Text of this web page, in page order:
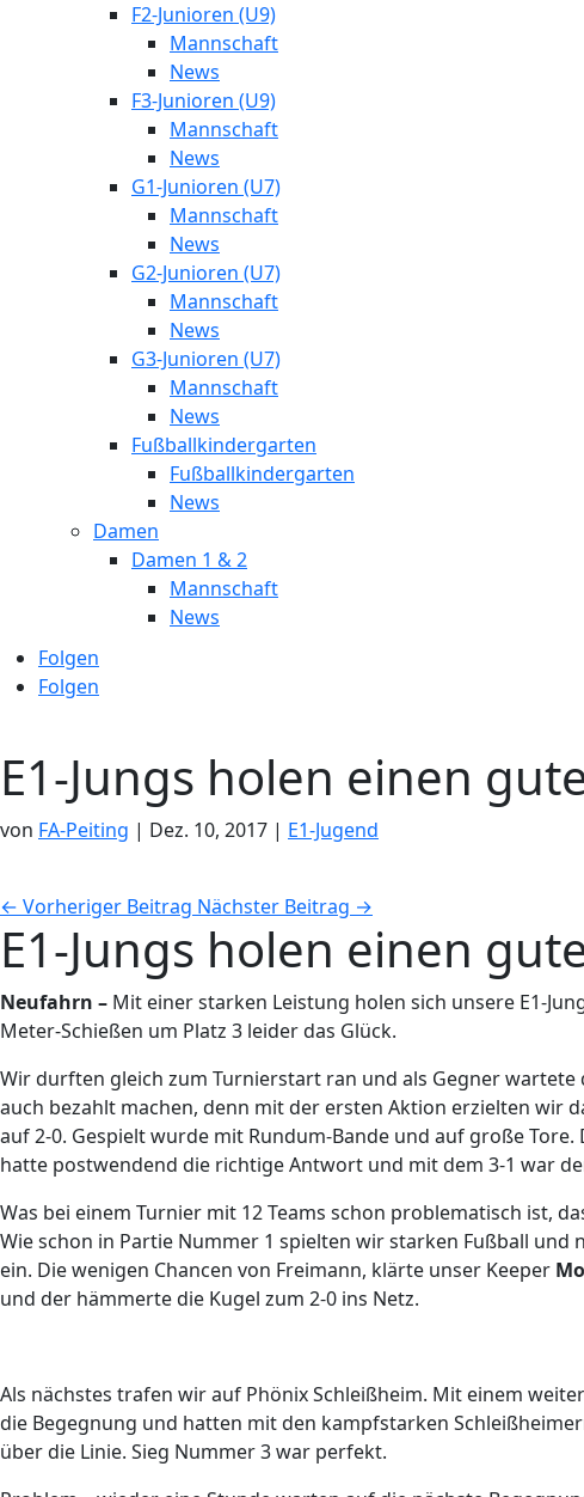
F2-Junioren (U9)
Mannschaft
News
F3-Junioren (U9)
Mannschaft
News
G1-Junioren (U7)
Mannschaft
News
G2-Junioren (U7)
Mannschaft
News
G3-Junioren (U7)
Mannschaft
News
Fußballkindergarten
Fußballkindergarten
News
Damen
Damen 1 & 2
Mannschaft
News
Folgen
Folgen
E1-Jungs holen einen
von FA-Peiting | Dez. 10, 2017 | E1-Jugend
← Vorheriger Beitrag Nächster Beitrag →
E1-Jungs holen einen
Neufahrn – Mit einer starken Leistung holen sich unsere E1-
Meter-Schießen um Platz 3 leider das Glück.
Wir durften gleich zum Turnierstart ran und als Gegner
auch bezahlt machen, denn mit der ersten Aktion erzielten wir
auf 2-0. Gespielt wurde mit Rundum-Bande und auf große
hatte postwendend die richtige Antwort und mit dem 3-1 war
Was bei einem Turnier mit 12 Teams schon problematisch ist,
Wie schon in Partie Nummer 1 spielten wir starken Fußball und
ein. Die wenigen Chancen von Freimann, klärte unser Keeper
und der hämmerte die Kugel zum 2-0 ins Netz.
Als nächstes trafen wir auf Phönix Schleißheim. Mit einem
die Begegnung und hatten mit den kampfstarken
über die Linie. Sieg Nummer 3 war perfekt.